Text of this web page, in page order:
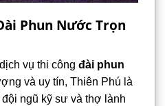
Phun Nước Trọn
vụ thi công đài phun
và uy tín, Thiên Phú là
ngũ kỹ sư và thợ lành